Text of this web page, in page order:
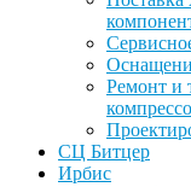
Ремонт и
СЦ Битцер
Ирбис